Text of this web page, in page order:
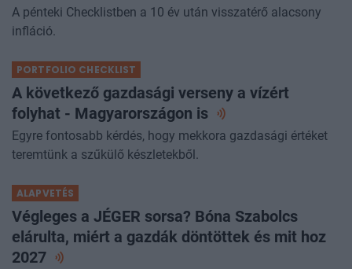
A pénteki Checklistben a 10 év után visszatérő alacsony
infláció.
PORTFOLIO CHECKLIST
A következő gazdasági verseny a vízért
folyhat - Magyarországon is
Egyre fontosabb kérdés, hogy mekkora gazdasági értéket
teremtünk a szűkülő készletekből.
ALAPVETÉS
Végleges a JÉGER sorsa? Bóna Szabolcs
elárulta, miért a gazdák döntöttek és mit hoz
2027